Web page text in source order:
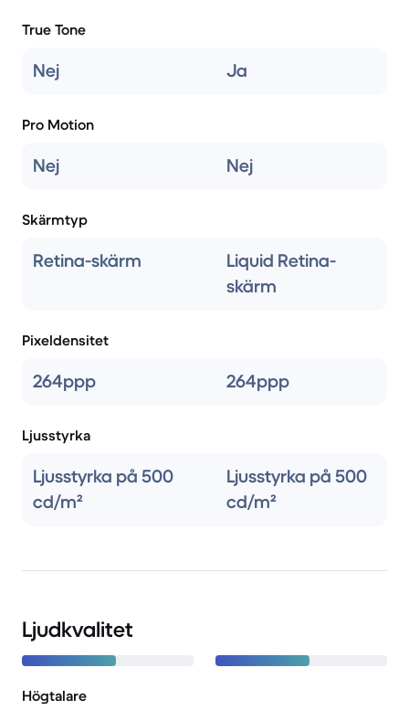
True Tone
Nej Ja
Pro Motion
Nej Nej
Skärmtyp
Retina-skärm
Liquid Retina-
skärm
Pixeldensitet
264ppp 264ppp
Ljusstyrka
Ljusstyrka på 500
cd/m²
Ljusstyrka på 500
cd/m²
Ljudkvalitet
Högtalare